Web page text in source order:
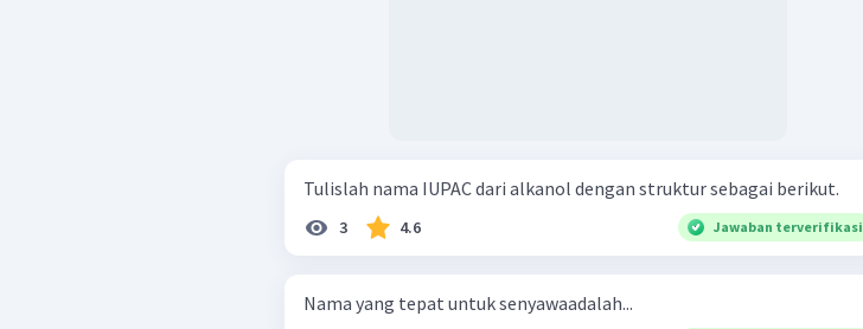
Tulislah nama IUPAC dari alkanol dengan struktur sebagai berikut.
3 4.6 Jawaban terverifikasi
Nama yang tepat untuk senyawaadalah...